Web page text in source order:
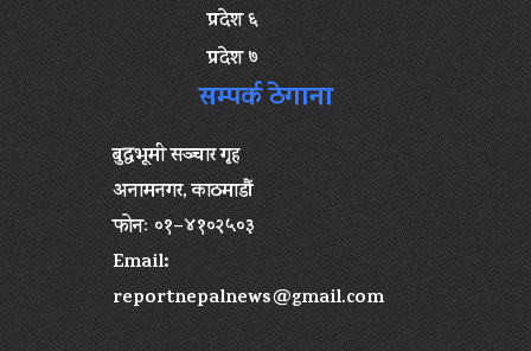
प्रदेश ६
प्रदेश ७
सम्पर्क ठेगाना
बुद्धभूमी सञ्चार गृह
अनामनगर, काठमाडौं
फोनः ०१–४१०२५०३
Email:
reportnepalnews@gmail.com